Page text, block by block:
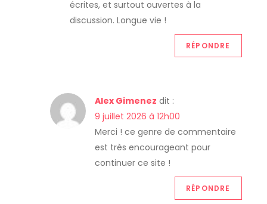
écrites, et surtout ouvertes à la
discussion. Longue vie !
RÉPONDRE
Alex Gimenez dit :
9 juillet 2026 à 12h00
Merci ! ce genre de commentaire
est très encourageant pour
continuer ce site !
RÉPONDRE